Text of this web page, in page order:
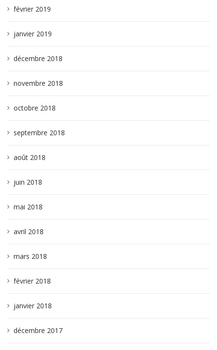
février 2019
janvier 2019
décembre 2018
novembre 2018
octobre 2018
septembre 2018
août 2018
juin 2018
mai 2018
avril 2018
mars 2018
février 2018
janvier 2018
décembre 2017